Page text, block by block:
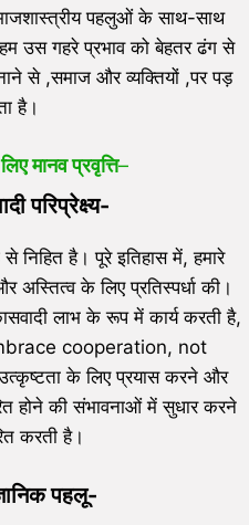
पहलुओं के साथ-साथ
उस गहरे प्रभाव को बेहतर ढंग से
से ,समाज और व्यक्तियों ,पर पड़
है।
मानव प्रवृत्ति–
परिप्रेक्ष्य-
से निहित है। पूरे इतिहास में, हमारे
अस्तित्व के लिए प्रतिस्पर्धा की।
लाभ के रूप में कार्य करती है,
cooperation, not
के लिए प्रयास करने और
होने की संभावनाओं में सुधार करने
करती है।
पहलू-